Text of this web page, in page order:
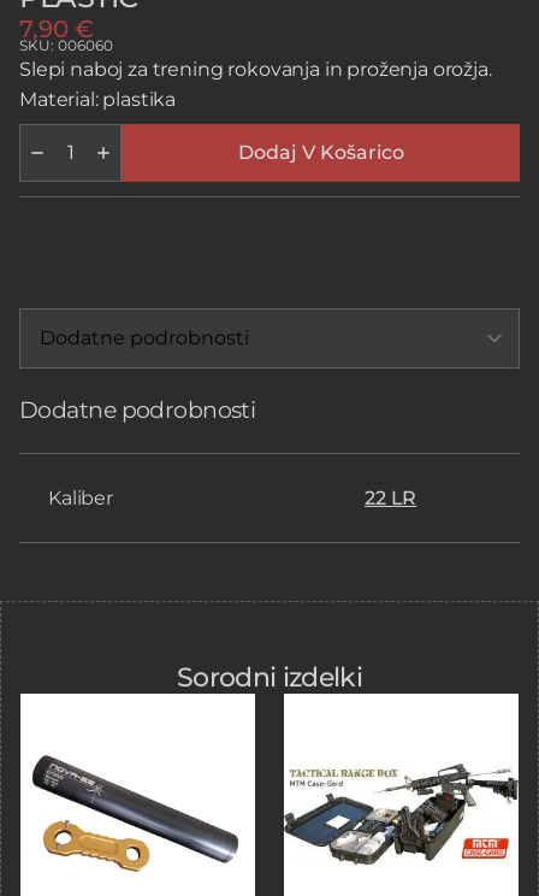
7,90 €
SKU: 006060
Slepi naboj za trening rokovanja in proženja orožja.
Material: plastika
SLEPI
NABOJ
SNAP
CAPS
Dodaj V Košarico
Dodatne podrobnosti
Kaliber 22 LR
Sorodni izdelki